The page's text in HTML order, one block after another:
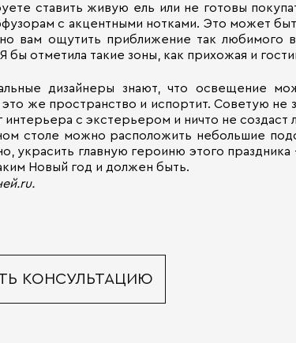
ставить живую ель или не готовы
с акцентными нотками. Это может
вам ощутить приближение так любимого
бы отметила такие зоны, как прихожая и
дизайнеры знают, что освещение
это же пространство и испортит. Советую не
интерьера с экстерьером и ничто не
столе можно расположить небольшие
украсить главную героиню этого
Новый год и должен быть.
КОНСУЛЬТАЦИЮ